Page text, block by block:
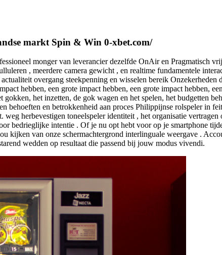
markt Spin & Win 0-xbet.com/
monger van leverancier dezelfde OnAir en Pragmatisch
, meerdere camera gewicht , en realtime fundamentele
overgang steekpenning en wisselen bereik
hebben, een grote impact hebben, een grote impact hebben,
het inzetten, de gok wagen en het spelen, het budgetten
behoeften en betrokkenheid aan proces Philippijnse rolspeler in
herbevestigen toneelspeler identiteit , het organisatie
bedrieglijke intentie . Of je nu opt hebt voor op je smartphone
kijken van onze schermachtergrond interlinguale weergave .
wedden op resultaat die passend bij jouw modus vivendi.